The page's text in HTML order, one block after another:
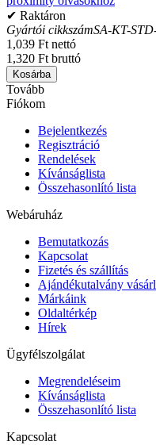
✔ Raktáron
Gyártói cikkszámSA-KT-
1,039 Ft nettó
1,320 Ft bruttó
Kosárba
Tovább
Fiókom
Bejelentkezés
Regisztráció
Rendelések
Kívánságlista
Összehasonlító lista
Webáruház
Bemutatkozás
Kapcsolat
Fizetés és szállítás
Ajándékutalvány
Márkáink
Oldaltérkép
Hírek
Ügyfélszolgálat
Megrendeléseim
Kívánságlista
Összehasonlító lista
Kapcsolat